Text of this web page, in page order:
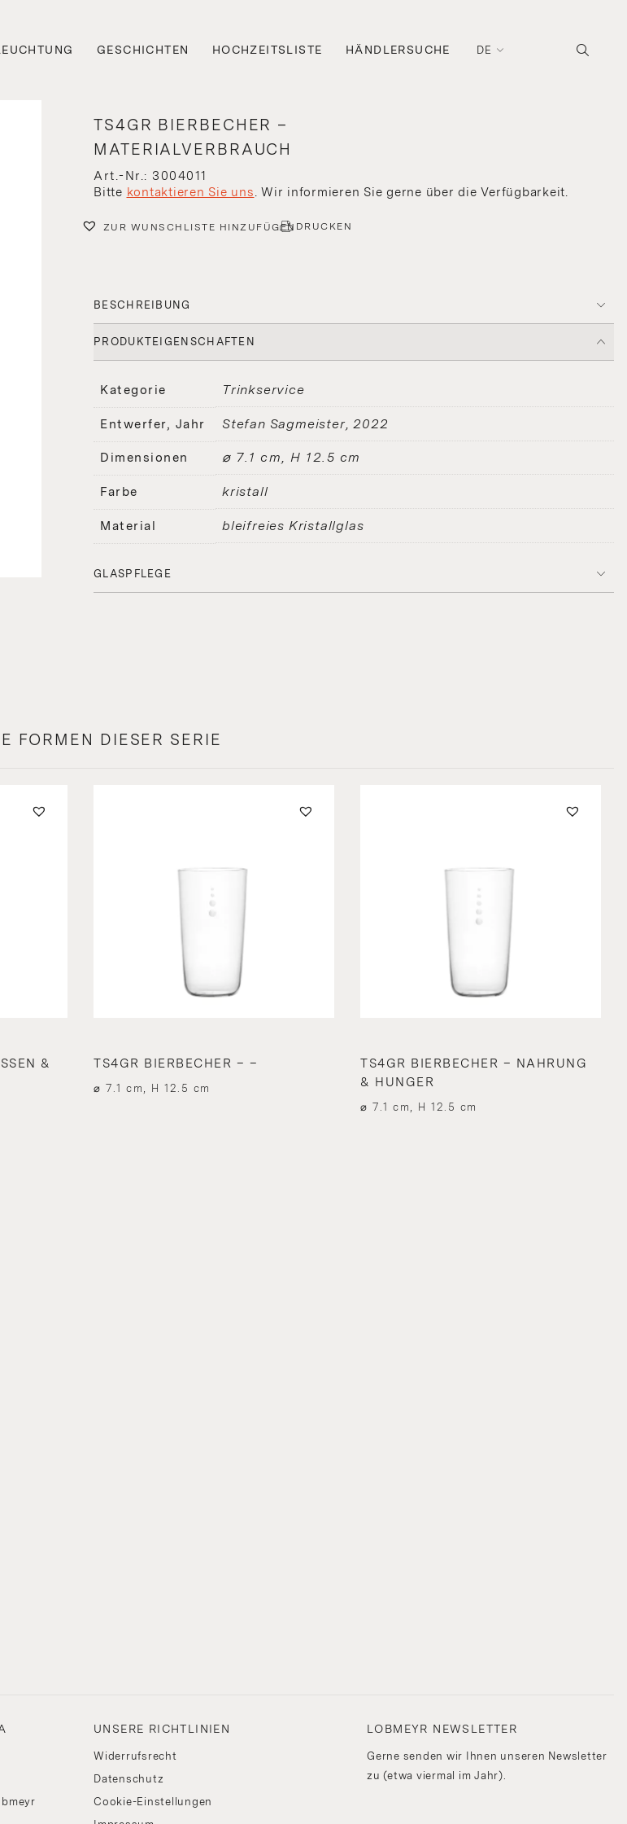
GESCHICHTEN HOCHZEITSLISTE HÄNDLERSUCHE DE
TS4GR BIERBECHER –
MATERIALVERBRAUCH
Art.-Nr.: 3004011
Bitte kontaktieren Sie uns. Wir informieren Sie gerne über die Verfügbarkeit.
ZUR WUNSCHLISTE HINZUFÜGEN DRUCKEN
BESCHREIBUNG
PRODUKTEIGENSCHAFTEN
Kategorie Trinkservice
Entwerfer, Jahr Stefan Sagmeister 2022
Dimensionen ⌀ 7.1 cm, H 12.5 cm
Farbe kristall
Material bleifreies Kristallglas
GLASPFLEGE
FORMEN DIESER SERIE
&
TS4GR BIERBECHER – –
⌀ 7.1 cm, H 12.5 cm
TS4GR BIERBECHER – NAHRUNG
& HUNGER
⌀ 7.1 cm, H 12.5 cm
UNSERE RICHTLINIEN
Widerrufsrecht
Datenschutz
Cookie-Einstellungen
LOBMEYR NEWSLETTER
Gerne senden wir Ihnen unseren Newsletter
zu (etwa viermal im Jahr).